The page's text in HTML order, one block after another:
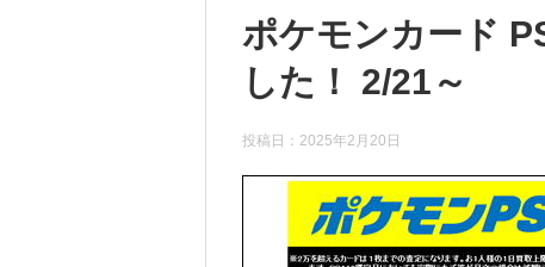
ポケモンカード
した！ 2/21～
投稿日： 2025年2月20日